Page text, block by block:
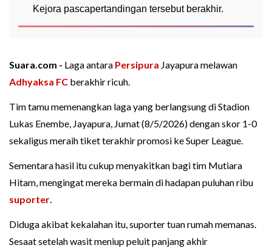
Kejora pascapertandingan tersebut berakhir.
Suara.com - Laga antara Persipura Jayapura melawan
Adhyaksa FC berakhir ricuh.
Tim tamu memenangkan laga yang berlangsung di Stadion
Lukas Enembe, Jayapura, Jumat (8/5/2026) dengan skor 1-0
sekaligus meraih tiket terakhir promosi ke Super League.
Sementara hasil itu cukup menyakitkan bagi tim Mutiara
Hitam, mengingat mereka bermain di hadapan puluhan ribu
suporter.
Diduga akibat kekalahan itu, suporter tuan rumah memanas.
Sesaat setelah wasit meniup peluit panjang akhir